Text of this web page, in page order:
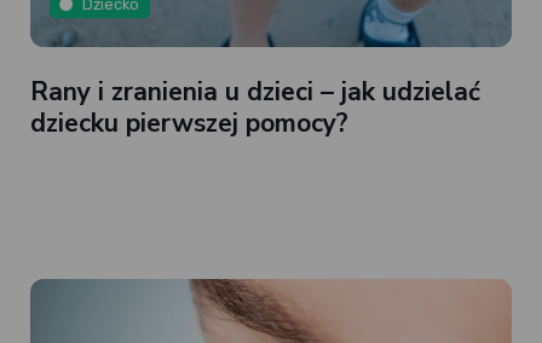
Dziecko
Rany i zranienia u dzieci – jak udzielać
dziecku pierwszej pomocy?